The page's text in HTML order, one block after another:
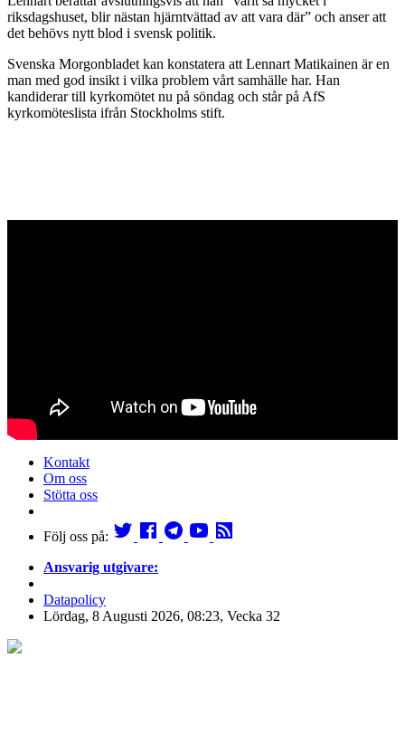
riksdagshuset, blir nästan hjärntvättad av att vara där” och anser att
det behövs nytt blod i svensk politik.
Svenska Morgonbladet kan konstatera att Lennart Matikainen är en
man med god insikt i vilka problem vårt samhälle har. Han
kandiderar till kyrkomötet nu på söndag och står på AfS
kyrkomöteslista ifrån Stockholms stift.
Kontakt
Om oss
Stötta oss
Följ oss på:
Ansvarig utgivare:
Datapolicy
Lördag, 8 Augusti 2026, 08:23, Vecka 32